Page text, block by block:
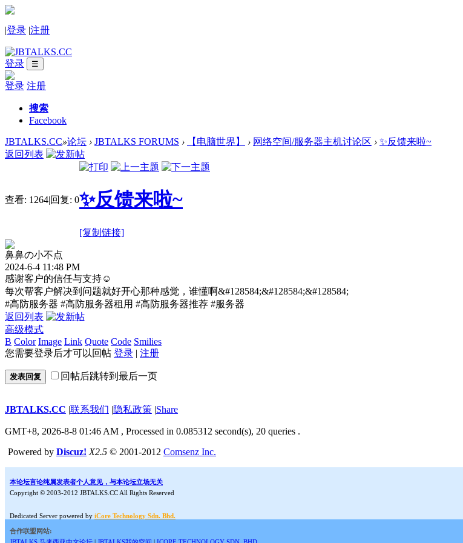
|登录 |注册
登录 ☰
登录 注册
搜索
Facebook
JBTALKS.CC»论坛 › JBTALKS FORUMS › 【电脑世界】 › 网络空间/服务器主机讨论区 › ✨反馈来啦~
返回列表
查看: 1264|回复: 0✨反馈来啦~
[复制链接]
鼻鼻の小不点
2024-6-4 11:48 PM
感谢客户的信任与支持☺️
每次帮客户解决到问题就好开心那种感觉，谁懂啊&#128584;&#128584;&#128584;
#高防服务器 #高防服务器租用 #高防服务器推荐 #服务器
返回列表
高级模式
B Color Image Link Quote Code Smilies
您需要登录后才可以回帖 登录 | 注册
发表回复 回帖后跳转到最后一页
JBTALKS.CC |联系我们 |隐私政策 |Share
GMT+8, 2026-8-8 01:46 AM , Processed in 0.085312 second(s), 20 queries .
Powered by Discuz! X2.5 © 2001-2012 Comsenz Inc.
本论坛言论纯属发表者个人意见，与本论坛立场无关
Copyright © 2003-2012 JBTALKS.CC All Rights Reserved
Dedicated Server powered by iCore Technology Sdn. Bhd.
合作联盟网站: